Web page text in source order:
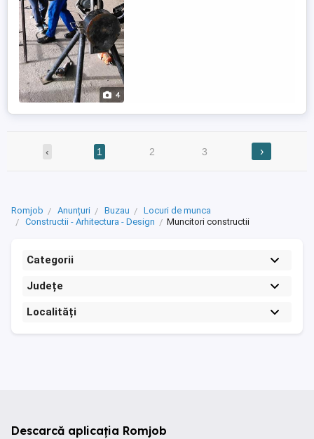
4
‹ 1 2 3 ›
Romjob Anunțuri Buzau
Locuri de munca
Constructii - Arhitectura - Design
Muncitori constructii
Categorii
Județe
Localități
Descarcă aplicația Romjob